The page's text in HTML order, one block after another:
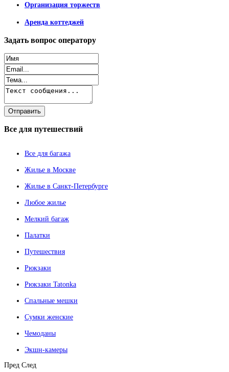
Организация торжеств
Аренда коттеджей
Задать вопрос оператору
Все для путешествий
Все для багажа
Жилье в Москве
Жилье в Санкт-Петербурге
Любое жилье
Мелкий багаж
Палатки
Путешествия
Рюкзаки
Рюкзаки Tatonka
Спальные мешки
Сумки женские
Чемоданы
Экшн-камеры
Пред След